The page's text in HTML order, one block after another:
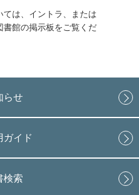
は、イントラ、または
館の掲示板をご覧くだ
らせ
ガイド
検索